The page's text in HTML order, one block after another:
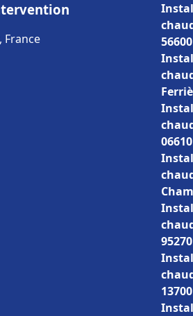
France
56600
06610
95270
13700